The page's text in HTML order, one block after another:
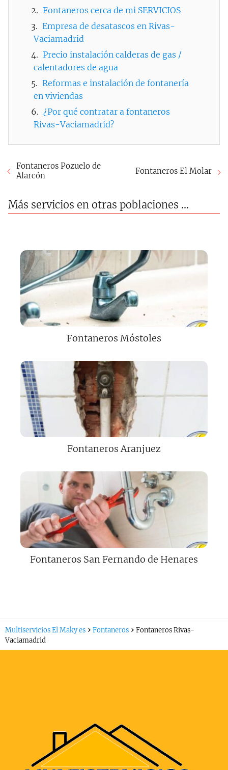
Fontaneros cerca de mi SERVICIOS
Empresa de desatascos en Rivas-
Vaciamadrid
Precio instalación calderas de gas /
calentadores de agua
Reformas e instalación de fontanería
en viviendas
¿Por qué contratar a fontaneros
Rivas-Vaciamadrid?
Fontaneros Pozuelo de
Alarcón
Fontaneros El Molar
Más servicios en otras poblaciones ...
Fontaneros Móstoles
Fontaneros Aranjuez
Fontaneros San Fernando de Henares
Multiservicios El Maky es Fontaneros
Fontaneros Rivas-
Vaciamadrid